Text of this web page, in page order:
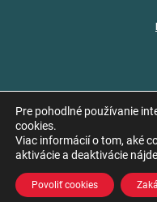
Copyright © 2026 Obec
Pre pohodlné používanie
cookies.
Viac informácií o tom, aké
aktivácie a deaktivácie
Povoliť cookies